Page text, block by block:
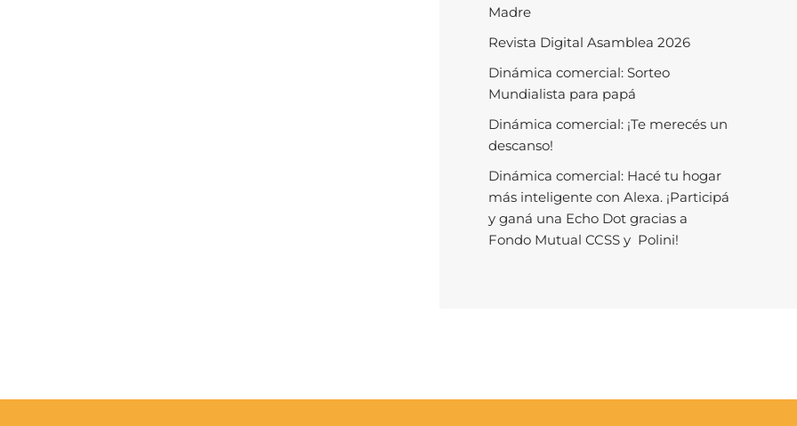
Madre
Revista Digital Asamblea 2026
Dinámica comercial: Sorteo
Mundialista para papá
Dinámica comercial: ¡Te merecés un
descanso!
Dinámica comercial: Hacé tu hogar
más inteligente con Alexa. ¡Participá
y ganá una Echo Dot gracias a
Fondo Mutual CCSS y Polini!